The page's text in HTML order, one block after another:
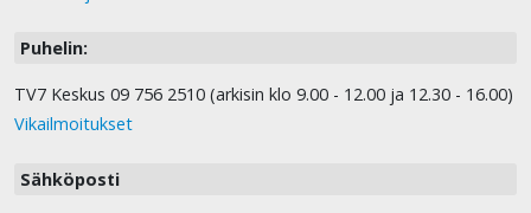
Puhelin:
TV7 Keskus 09 756 2510 (arkisin klo 9.00 - 12.00 ja 12.30 - 16.00)
Vikailmoitukset
Sähköposti